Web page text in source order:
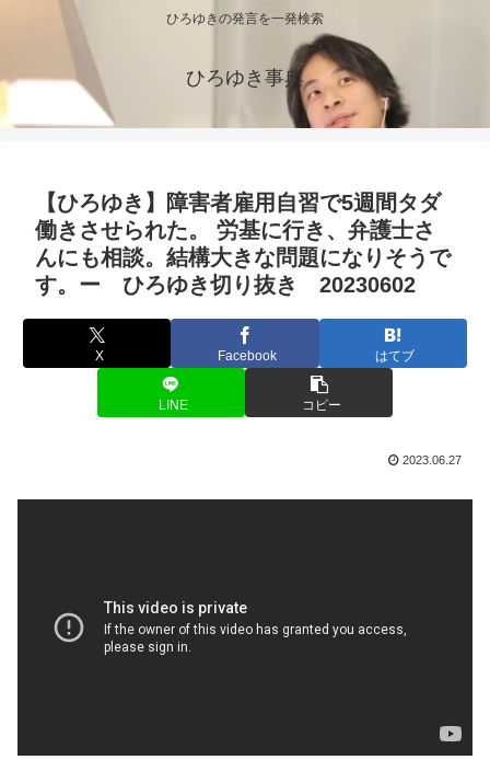
ひろゆきの発言を一発検索
ひろゆき事典
【ひろゆき】障害者雇用自習で5週間タダ
働きさせられた。 労基に行き、弁護士さ
んにも相談。結構大きな問題になりそうで
す。ー ひろゆき切り抜き 20230602
X Facebook はてブ
LINE コピー
2023.06.27